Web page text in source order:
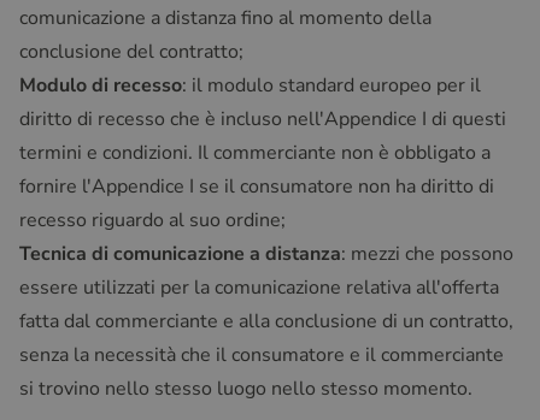
comunicazione a distanza fino al momento della
conclusione del contratto;
Modulo di recesso: il modulo standard europeo per il
diritto di recesso che è incluso nell'Appendice I di questi
termini e condizioni. Il commerciante non è obbligato a
fornire l'Appendice I se il consumatore non ha diritto di
recesso riguardo al suo ordine;
Tecnica di comunicazione a distanza: mezzi che possono
essere utilizzati per la comunicazione relativa all'offerta
fatta dal commerciante e alla conclusione di un contratto,
senza la necessità che il consumatore e il commerciante
si trovino nello stesso luogo nello stesso momento.